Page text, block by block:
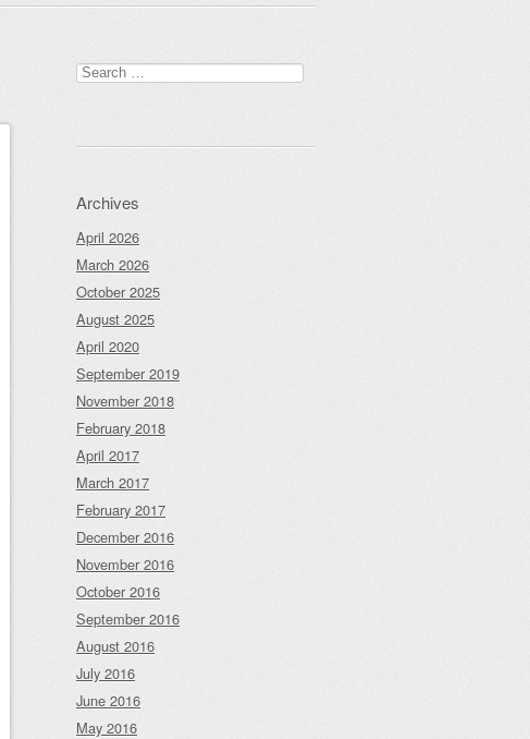
Search
for:
Archives
April 2026
March 2026
October 2025
August 2025
April 2020
September 2019
November 2018
February 2018
April 2017
March 2017
February 2017
December 2016
November 2016
October 2016
September 2016
August 2016
July 2016
June 2016
May 2016